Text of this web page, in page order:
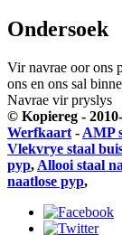
Ondersoek
Vir navrae oor ons
ons en ons sal
Navrae vir pryslys
© Kopiereg -
Werfkaart - AMP
Vlekvrye staal
pyp, Allooi staal
naatlose pyp,